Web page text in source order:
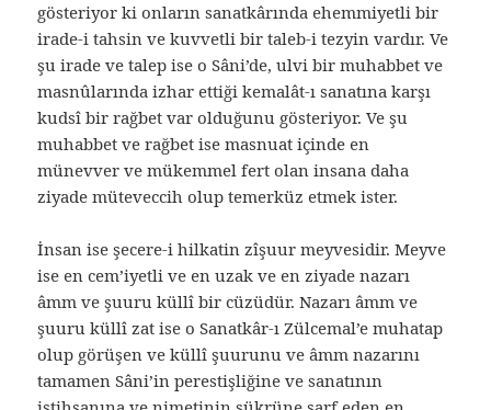
gösteriyor ki onların sanatkârında ehemmiyetli bir
irade-i tahsin ve kuvvetli bir taleb-i tezyin vardır. Ve
şu irade ve talep ise o Sâni’de, ulvi bir muhabbet ve
masnûlarında izhar ettiği kemalât-ı sanatına karşı
kudsî bir rağbet var olduğunu gösteriyor. Ve şu
muhabbet ve rağbet ise masnuat içinde en
münevver ve mükemmel fert olan insana daha
ziyade müteveccih olup temerküz etmek ister.
İnsan ise şecere-i hilkatin zîşuur meyvesidir. Meyve
ise en cem’iyetli ve en uzak ve en ziyade nazarı
âmm ve şuuru küllî bir cüzüdür. Nazarı âmm ve
şuuru küllî zat ise o Sanatkâr-ı Zülcemal’e muhatap
olup görüşen ve küllî şuurunu ve âmm nazarını
tamamen Sâni’in perestişliğine ve sanatının